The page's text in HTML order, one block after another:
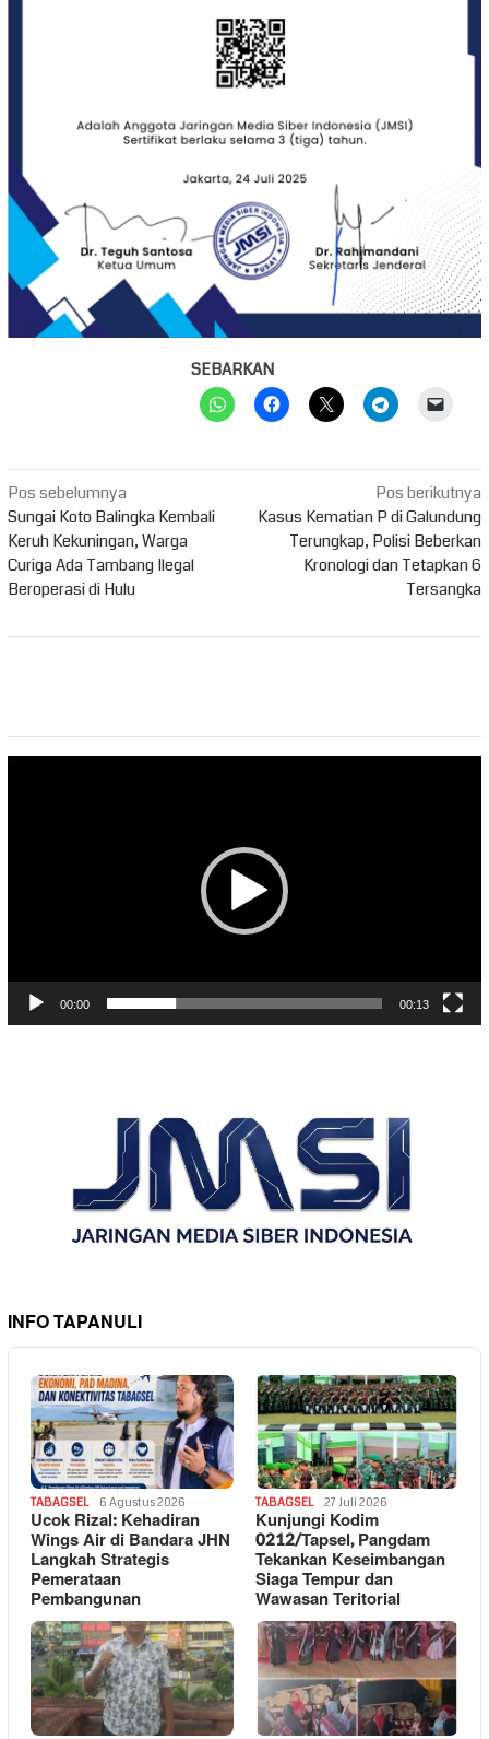
SEBARKAN
Navigasi
pos
Pos sebelumnya
Sungai Koto Balingka Kembali
Keruh Kekuningan, Warga
Curiga Ada Tambang Ilegal
Beroperasi di Hulu
Pos berikutnya
Kasus Kematian P di Galundung
Terungkap, Polisi Beberkan
Kronologi dan Tetapkan 6
Tersangka
00:00 00:13
INFO TAPANULI
TABAGSEL 6 Agustus 2026
Ucok Rizal: Kehadiran
Wings Air di Bandara JHN
Langkah Strategis
Pemerataan
Pembangunan
TABAGSEL 27 Juli 2026
Kunjungi Kodim
0212/Tapsel, Pangdam
Tekankan Keseimbangan
Siaga Tempur dan
Wawasan Teritorial